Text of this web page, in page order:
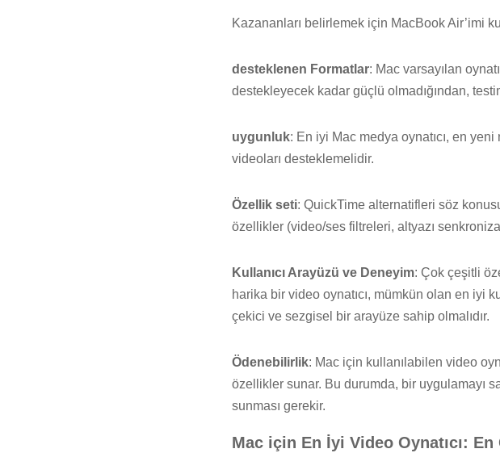
Kazananları belirlemek için MacBook Air’imi
desteklenen Formatlar: Mac varsayılan
destekleyecek kadar güçlü olmadığından,
uygunluk: En iyi Mac medya oynatıcı, en
videoları desteklemelidir.
Özellik seti: QuickTime alternatifleri söz
özellikler (video/ses filtreleri, altyazı
Kullanıcı Arayüzü ve Deneyim: Çok çeşitli
harika bir video oynatıcı, mümkün olan en iyi
çekici ve sezgisel bir arayüze sahip olmalıdır.
Ödenebilirlik: Mac için kullanılabilen video
özellikler sunar. Bu durumda, bir uygulamayı
sunması gerekir.
Mac için En İyi Video Oynatıcı: